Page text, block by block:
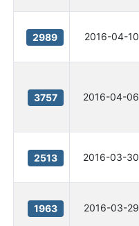
2016-04-10
2989
2016-04-06
3757
2016-03-30
2513
2016-03-29
1963